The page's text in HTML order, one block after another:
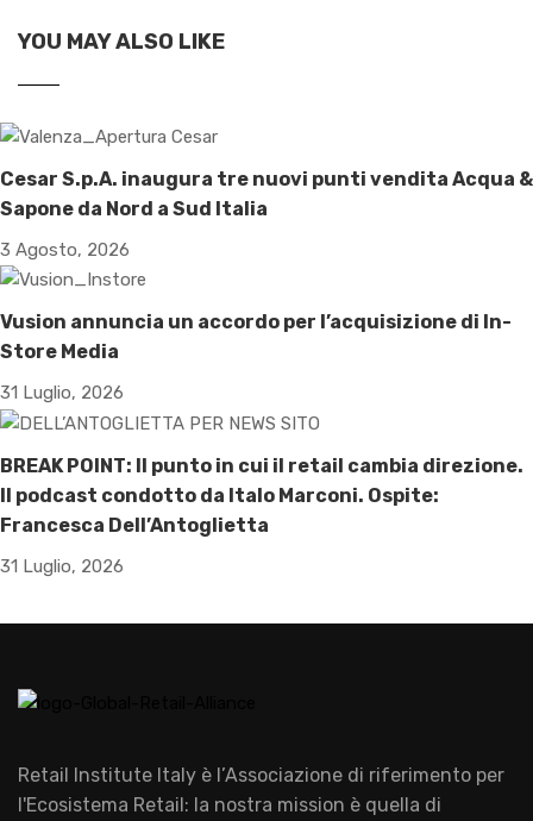
YOU MAY ALSO LIKE
Cesar S.p.A. inaugura tre nuovi punti vendita Acqua &
Sapone da Nord a Sud Italia
3 Agosto, 2026
Vusion annuncia un accordo per l’acquisizione di In-
Store Media
31 Luglio, 2026
BREAK POINT: Il punto in cui il retail cambia direzione.
Il podcast condotto da Italo Marconi. Ospite:
Francesca Dell’Antoglietta
31 Luglio, 2026
Retail Institute Italy è l’Associazione di riferimento per
l'Ecosistema Retail: la nostra mission è quella di